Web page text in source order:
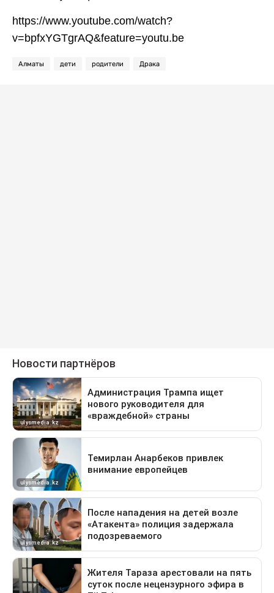
https://www.youtube.com/watch?
v=bpfxYGTgrAQ&feature=youtu.be
Алматы дети родители Драка